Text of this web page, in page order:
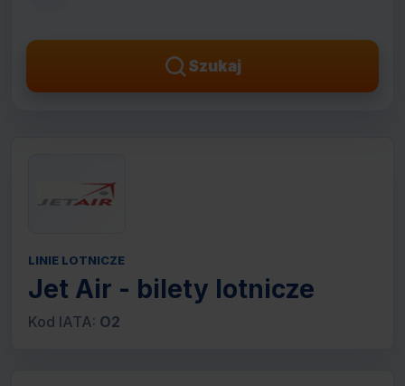
Szukaj
LINIE LOTNICZE
Jet Air - bilety lotnicze
Kod IATA: O2